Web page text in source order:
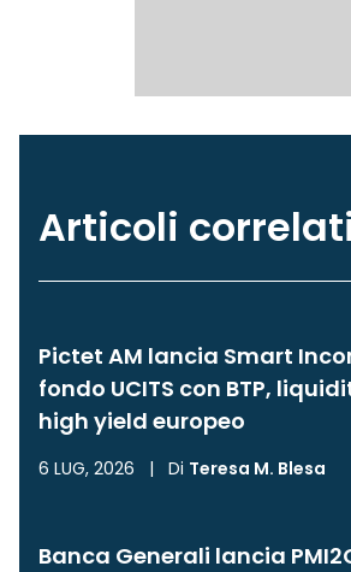
Articoli
Pictet AM lancia Smart
fondo UCITS con BTP,
high yield europeo
6 LUG, 2026 | Di Teresa M. Blesa
Banca Generali lancia